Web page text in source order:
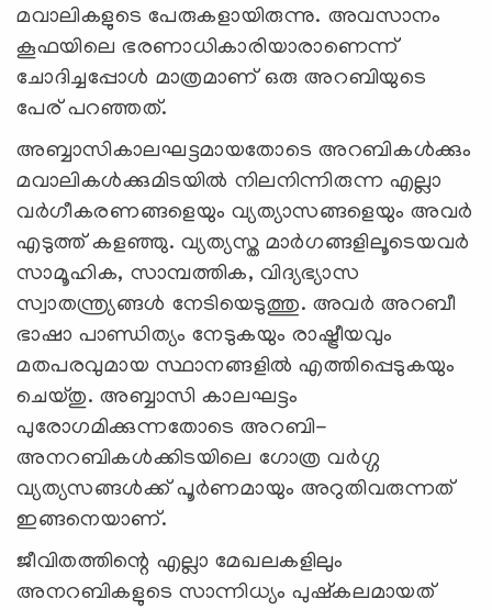
മവാലികളുടെ പേരുകളായിരുന്നു. അവസാനം
കൂഫയിലെ ഭരണാധികാരിയാരാണെന്ന്
ചോദിച്ചപ്പോള്‍ മാത്രമാണ് ഒരു അറബിയുടെ
പേര് പറഞ്ഞത്.
അബ്ബാസികാലഘട്ടമായതോടെ അറബികള്‍ക്കും
മവാലികള്‍ക്കുമിടയില്‍ നിലനിന്നിരുന്ന എല്ലാ
വര്‍ഗീകരണങ്ങളെയും വ്യത്യാസങ്ങളെയും അവര്‍
എടുത്ത് കളഞ്ഞു. വ്യത്യസ്ത മാര്‍ഗങ്ങളിലൂടെയവര്‍
സാമൂഹിക, സാമ്പത്തിക, വിദ്യഭ്യാസ
സ്വാതന്ത്ര്യങ്ങള്‍ നേടിയെടുത്തു. അവര്‍ അറബീ
ഭാഷാ പാണ്ഡിത്യം നേടുകയും രാഷ്ട്രീയവും
മതപരവുമായ സ്ഥാനങ്ങളില്‍ എത്തിപ്പെടുകയും
ചെയ്തു. അബ്ബാസി കാലഘട്ടം
പുരോഗമിക്കുന്നതോടെ അറബി-
അനറബികള്‍ക്കിടയിലെ ഗോത്ര വര്‍ഗ്ഗ
വ്യത്യസങ്ങള്‍ക്ക് പൂര്‍ണമായും അറുതിവരുന്നത്
ഇങ്ങനെയാണ്.
ജീവിതത്തിന്റെ എല്ലാ മേഖലകളിലും
അനറബികളുടെ സാന്നിധ്യം പുഷ്‌കലമായത്